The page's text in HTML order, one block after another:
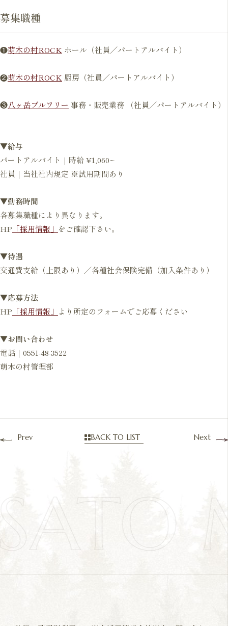
募集職種
❶萌木の村ROCK ホール（社員／パートアルバイト）
❷萌木の村ROCK 厨房（社員／パートアルバイト）
❸八ヶ岳ブルワリー 事務・販売業務 （社員／パートアルバイト）
▼給与
パートアルバイト｜時給 ¥1,060~
社員｜当社社内規定 ※試用期間あり
▼勤務時間
各募集職種により異なります。
HP 「採用情報」 をご確認下さい。
▼待遇
交通費支給（上限あり）／各種社会保険完備（加入条件あり）
▼応募方法
HP 「採用情報」 より所定のフォームでご応募ください
▼お問い合わせ
電話｜0551-48-3522
萌木の村管理部
Prev Next
BACK TO LIST